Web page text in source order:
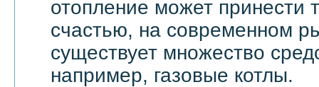
отопление может
счастью, на современном
существует множество
например, газовые котлы.